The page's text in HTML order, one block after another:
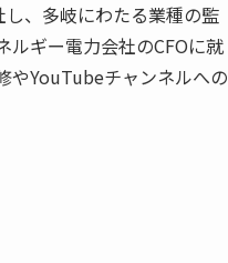
、多岐にわたる業種の監
ルギー電力会社のCFOに就
やYouTubeチャンネルへの